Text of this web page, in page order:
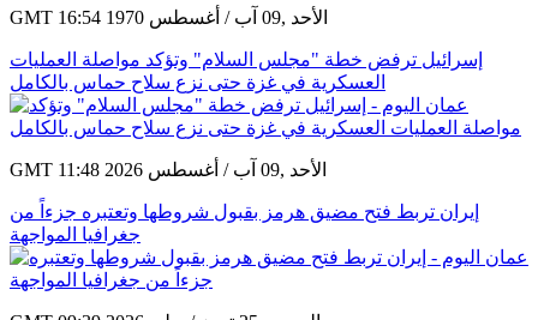
GMT 16:54 1970 الأحد ,09 آب / أغسطس
إسرائيل ترفض خطة "مجلس السلام" وتؤكد مواصلة العمليات
العسكرية في غزة حتى نزع سلاح حماس بالكامل
GMT 11:48 2026 الأحد ,09 آب / أغسطس
إيران تربط فتح مضيق هرمز بقبول شروطها وتعتبره جزءاً من
جغرافيا المواجهة